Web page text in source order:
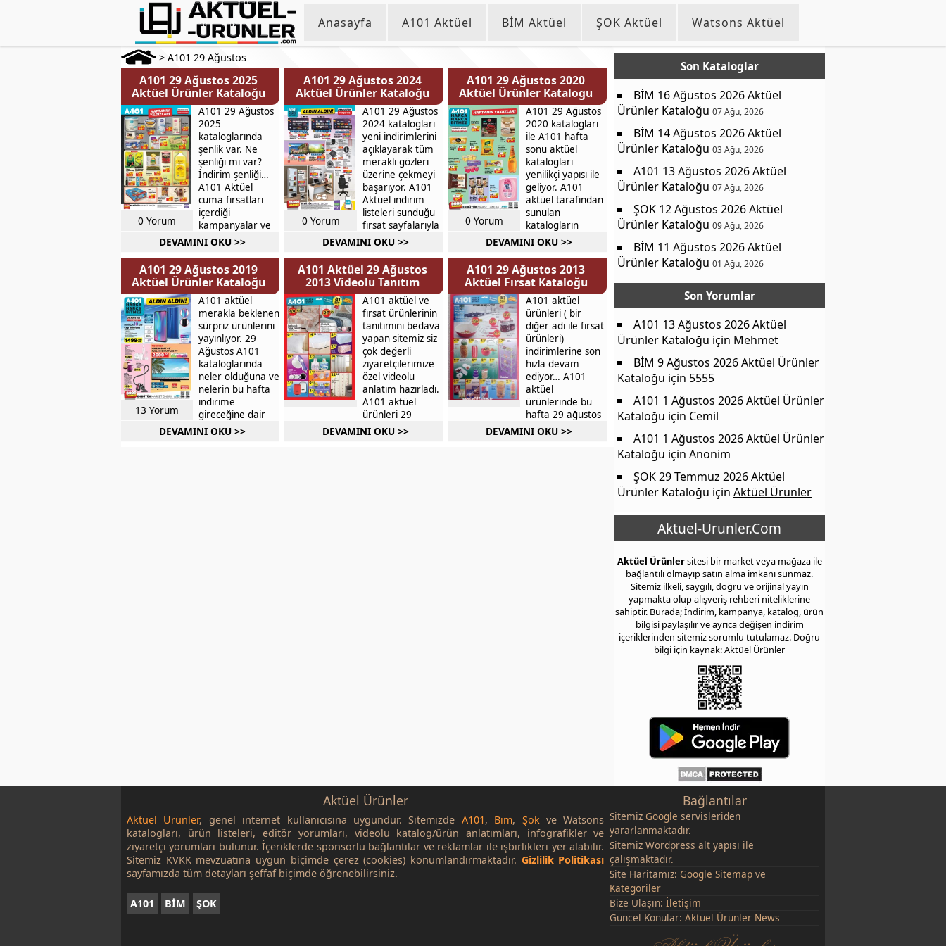
Anasayfa A101 Aktüel BİM Aktüel ŞOK Aktüel Watsons Aktüel
> A101 29 Ağustos
A101 29 Ağustos 2025
Aktüel Ürünler Kataloğu
A101 29 Ağustos
2025
kataloglarında
şenlik var. Ne
şenliği mi var?
İndirim şenliği…
A101 Aktüel
cuma fırsatları
içerdiği
kampanyalar ve
indirim
karnaval
havasında…
Temel gıda,
atıştırmalık,
temizlik, kişisel
>>>
0 Yorum
DEVAMINI OKU >>
A101 29 Ağustos 2024
Aktüel Ürünler Kataloğu
A101 29 Ağustos
2024 katalogları
yeni indirimlerini
açıklayarak tüm
meraklı gözleri
üzerine çekmeyi
başarıyor. A101
Aktüel indirim
listeleri sunduğu
fırsat sayfalarıyla
harika işler
İçerisinde
ihtiyacınız olan
pek çok yeni >>>
0 Yorum
DEVAMINI OKU >>
A101 29 Ağustos 2020
Aktüel Ürünler Katalogu
A101 29 Ağustos
2020 katalogları
ile A101 hafta
sonu aktüel
katalogları
yenilikçi yapısı ile
geliyor. A101
aktüel tarafından
sunulan
katalogların
ağustos 2020 ayı
olarak yayınlanan
fırsatları ortaya
çıktı. >>>
0 Yorum
DEVAMINI OKU >>
A101 29 Ağustos 2019
Aktüel Ürünler Kataloğu
A101 aktüel
merakla beklenen
sürpriz ürünlerini
yayınlıyor. 29
Ağustos A101
kataloglarında
neler olduğuna ve
nelerin bu hafta
indirime
gireceğine dair
olan haber
13 Yorum
DEVAMINI OKU >>
A101 Aktüel 29 Ağustos
2013 Videolu Tanıtım
A101 aktüel ve
fırsat ürünlerinin
tanıtımını bedava
yapan sitemiz siz
çok değerli
ziyaretçilerimize
özel videolu
anlatım hazırladı.
A101 aktüel
ürünleri 29
Ağustos 2013
DEVAMINI OKU >>
A101 29 Ağustos 2013
Aktüel Fırsat Kataloğu
A101 aktüel
ürünleri ( bir
diğer adı ile fırsat
ürünleri)
indirimlerine son
hızla devam
ediyor… A101
aktüel
ürünlerinde bu
hafta 29 ağustos
2013 Perşembe
DEVAMINI OKU >>
Son Kataloglar
BİM 16 Ağustos 2026 Aktüel
Ürünler Kataloğu 07 Ağu, 2026
BİM 14 Ağustos 2026 Aktüel
Ürünler Kataloğu 03 Ağu, 2026
A101 13 Ağustos 2026 Aktüel
Ürünler Kataloğu 07 Ağu, 2026
ŞOK 12 Ağustos 2026 Aktüel
Ürünler Kataloğu 09 Ağu, 2026
BİM 11 Ağustos 2026 Aktüel
Ürünler Kataloğu 01 Ağu, 2026
Son Yorumlar
A101 13 Ağustos 2026 Aktüel
Ürünler Kataloğu için Mehmet
BİM 9 Ağustos 2026 Aktüel Ürünler
Kataloğu için 5555
A101 1 Ağustos 2026 Aktüel Ürünler
Kataloğu için Cemil
A101 1 Ağustos 2026 Aktüel Ürünler
Kataloğu için Anonim
ŞOK 29 Temmuz 2026 Aktüel
Ürünler Kataloğu için Aktüel Ürünler
Aktuel-Urunler.Com
Aktüel Ürünlersitesi bir market veya mağaza ile
bağlantılı olmayıp satın alma imkanı sunmaz.
Sitemiz ilkeli, saygılı, doğru ve orijinal yayın
yapmakta olup alışveriş rehberi niteliklerine
sahiptir. Burada; İndirim, kampanya, katalog, ürün
bilgisi paylaşılır ve ayrıca değişen indirim
içeriklerinden sitemiz sorumlu tutulamaz. Doğru
bilgi için kaynak: Aktüel Ürünler
Aktüel Ürünler
Aktüel Ürünler, genel internet kullanıcısına uygundur. Sitemizde A101, Bim, Şokve Watsons
katalogları, ürün listeleri, editör yorumları, videolu katalog/ürün anlatımları, infografikler ve
ziyaretçi yorumları bulunur. İçeriklerde sponsorlu bağlantılar ve reklamlar ile işbirlikleri yer alabilir.
Sitemiz KVKK mevzuatına uygun biçimde çerez (cookies) konumlandırmaktadır. Gizlilik Politikası
sayfamızda tüm detayları şeffaf biçimde öğrenebilirsiniz.
A101 BİM ŞOK
Bağlantılar
Sitemiz Google servisleriden
yararlanmaktadır.
Sitemiz Wordpress alt yapısı ile
çalışmaktadır.
Site Haritamız: Google Sitemap ve
Kategoriler
Bize Ulaşın:İletişim
Güncel Konular:Aktüel Ürünler News